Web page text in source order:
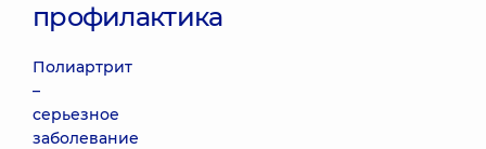
профилактика
Полиартрит
–
серьезное
заболевание